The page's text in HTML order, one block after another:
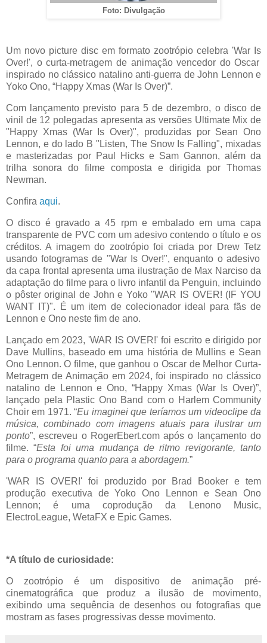
Foto: Divulgação
Um novo picture disc em formato zootrópio celebra 'War Is
Over!', o curta-metragem de animação vencedor do Oscar
inspirado no clássico natalino anti-guerra de John Lennon e
Yoko Ono, “Happy Xmas (War Is Over)”.
Com lançamento previsto para 5 de dezembro, o disco de
vinil de 12 polegadas apresenta as versões UltimateMix de
"Happy Xmas(War Is Over)", produzidas por Sean Ono
Lennon, e do lado B " Listen, The Snow Is Falling", mixadas
e masterizadas por Paul Hicks e Sam Gannon, além da
trilha sonora do filme composta e dirigida por Thomas
Newman.
Confira aqui.
O disco é gravado a 45 rpm e embalado em uma capa
transparente de PVC com um adesivo contendo o título e os
créditos. A imagem do zootrópiofoi criada por DrewTetz
usando fotogramas de "War IsOver!", enquanto o adesivo
da capa frontal apresenta uma ilustração de Max Narciso da
adaptação do filme para o livro infantil da Penguin, incluindo
o pôster original de John e Yoko "WAR IS OVER! (IF YOU
WANT IT)". É um item de colecionador ideal para fãs de
Lennon e Ono neste fim de ano.
Lançado em 2023, 'WAR IS OVER!' foi escrito e dirigido por
Dave Mullins, baseado em uma história de Mullins e Sean
Ono Lennon. O filme, que ganhou o Oscar de Melhor Curta-
Metragem de Animação em 2024, foi inspirado no clássico
natalino de Lennon e Ono, “Happy Xmas(War Is Over)”,
lançado pela Plastic Ono Band com o Harlem Community
Choir em 1971. “Eu imaginei que teríamos um videoclipe da
música, combinado com imagens atuais para ilustrar um
ponto”, escreveu o RogerEbert.com após o lançamento do
filme. “Esta foi uma mudança de ritmo revigorante, tanto
para o programa quanto para a abordagem.”
'WAR IS OVER!' foi produzido por Brad Booker e tem
produção executiva de Yoko Ono Lennon e Sean Ono
Lennon; é uma coprodução da
LenonoMusic,
ElectroLeague, WetaFX e Epic Games.
*A título de curiosidade:
O zootrópio é um dispositivo de animação pré-
cinematográfica que produz a ilusão de movimento,
exibindo uma sequência de desenhos ou fotografias que
mostram as fases progressivas desse movimento.